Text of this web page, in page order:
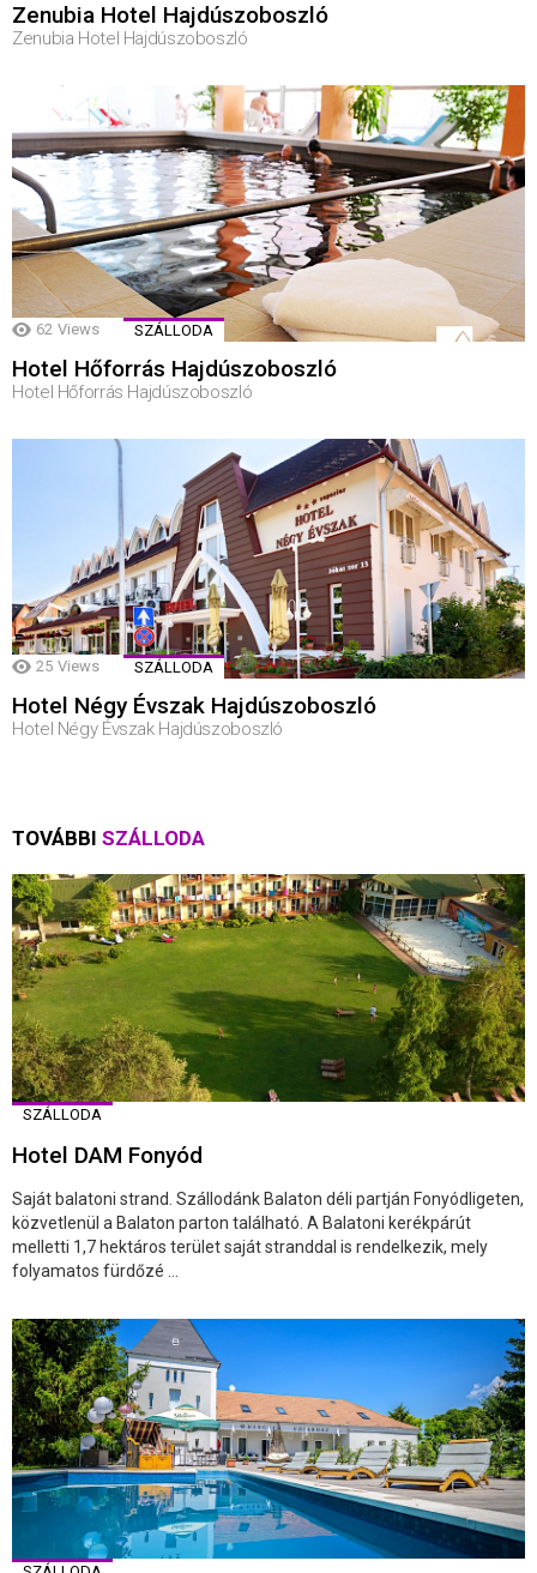
Zenubia Hotel Hajdúszoboszló
Zenubia Hotel Hajdúszoboszló
62 Views SZÁLLODA
Hotel Hőforrás Hajdúszoboszló
Hotel Hőforrás Hajdúszoboszló
25 Views SZÁLLODA
Hotel Négy Évszak Hajdúszoboszló
Hotel Négy Évszak Hajdúszoboszló
TOVÁBBI SZÁLLODA
SZÁLLODA
Hotel DAM Fonyód
Saját balatoni strand. Szállodánk Balaton déli partján Fonyódligeten,
közvetlenül a Balaton parton található. A Balatoni kerékpárút
melletti 1,7 hektáros terület saját stranddal is rendelkezik, mely
folyamatos fürdőzé ...